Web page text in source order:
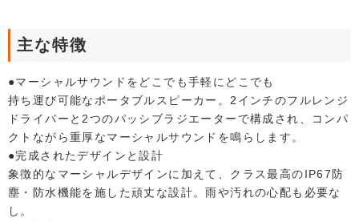
主な特徴
●マーシャルサウンドをどこでも手軽にどこでも
持ち運び可能なポータブルスピーカー。2インチのフルレンジ
ドライバーと2つのパッシブラジエーターで構成され、コンパ
クトながら重厚なマーシャルサウンドを鳴らします。
●完成されたデザインと設計
象徴的なマーシャルデザインに加えて、クラス最高のIP67防
塵・防水機能を施した頑丈な設計。雨や汚れの心配も必要な
し。